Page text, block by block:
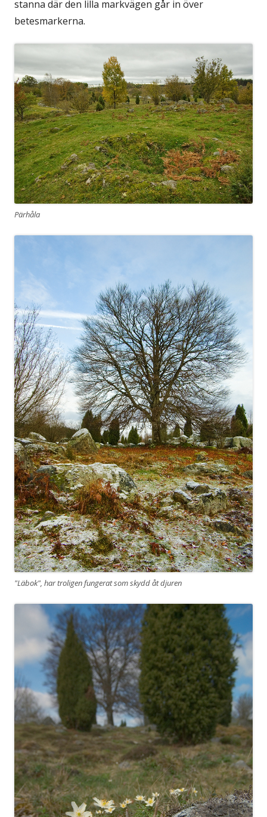
stanna där den lilla markvägen går in över
betesmarkerna.
Pärhåla
"Läbok", har troligen fungerat som skydd åt djuren